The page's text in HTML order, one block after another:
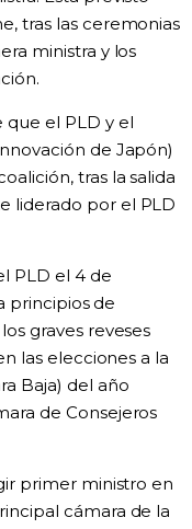
tras las ceremonias
ministra y los
que el PLD y el
de Japón)
tras la salida
liderado por el PLD
PLD el 4 de
principios de
graves reveses
las elecciones a la
Baja) del año
de Consejeros
primer ministro en
cámara de la